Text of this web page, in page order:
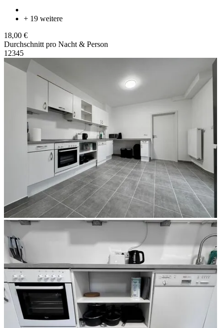
+ 19 weitere
18,00 €
Durchschnitt pro Nacht & Person
1 2345